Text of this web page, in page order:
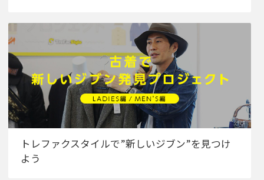
トレファクスタイルで”新しいジブン”を見つけ
よう